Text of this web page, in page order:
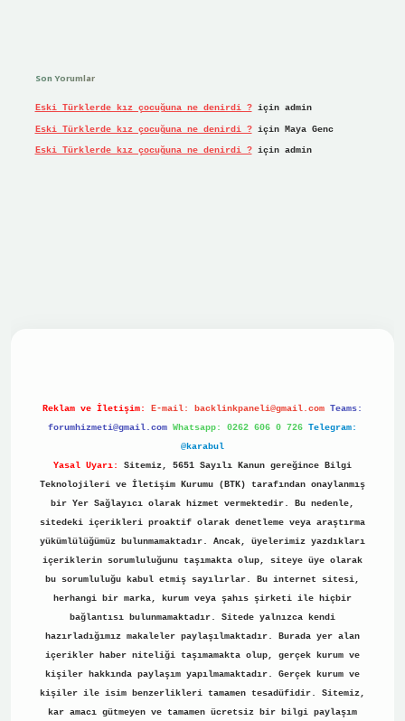
Son Yorumlar
Eski Türklerde kız çocuğuna ne denirdi ?için admin
Eski Türklerde kız çocuğuna ne denirdi ?için Maya Genc
Eski Türklerde kız çocuğuna ne denirdi ?için admin
Reklam ve İletişim: E-mail: backlinkpaneli@gmail.com Teams:
forumhizmeti@gmail.com Whatsapp: 0262 606 0 726 Telegram:
@karabul
Yasal Uyarı:
Sitemiz, 5651 Sayılı Kanun gereğince Bilgi
Teknolojileri ve İletişim Kurumu (BTK) tarafından onaylanmış
bir Yer Sağlayıcı olarak hizmet vermektedir. Bu nedenle,
sitedeki içerikleri proaktif olarak denetleme veya araştırma
yükümlülüğümüz bulunmamaktadır. Ancak, üyelerimiz yazdıkları
içeriklerin sorumluluğunu taşımakta olup, siteye üye olarak
bu sorumluluğu kabul etmiş sayılırlar. Bu internet sitesi,
herhangi bir marka, kurum veya şahıs şirketi ile hiçbir
bağlantısı bulunmamaktadır. Sitede yalnızca kendi
hazırladığımız makaleler paylaşılmaktadır. Burada yer alan
içerikler haber niteliği taşımamakta olup, gerçek kurum ve
kişiler hakkında paylaşım yapılmamaktadır. Gerçek kurum ve
kişiler ile isim benzerlikleri tamamen tesadüfidir. Sitemiz,
kar amacı gütmeyen ve tamamen ücretsiz bir bilgi paylaşım